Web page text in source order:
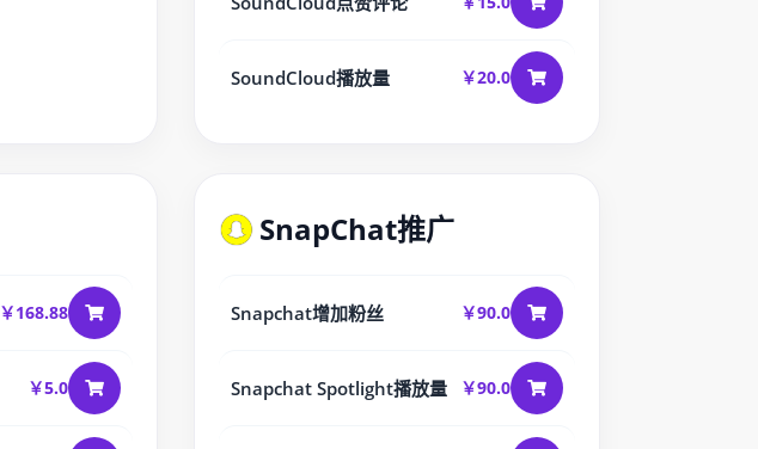
SoundCloud播放量 ￥20.0
￥168.88
￥5.0
SnapChat推广
Snapchat增加粉丝 ￥90.0
Snapchat Spotlight播放量 ￥90.0